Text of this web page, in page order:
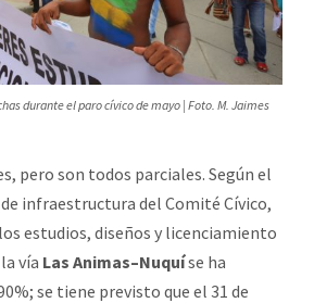
durante el paro cívico de mayo | Foto. M. Jaimes
pero son todos parciales. Según el
infraestructura del Comité Cívico,
estudios, diseños y licenciamiento
vía Las Animas–Nuquíse ha
se tiene previsto que el 31 de